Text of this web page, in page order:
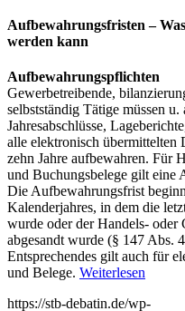
Aufbewahrungsfristen –
werden kann
Aufbewahrungspflichten
Gewerbetreibende,
selbstständig Tätige müssen
Jahresabschlüsse,
alle elektronisch übermittelten
zehn Jahre aufbewahren. Für
und Buchungsbelege gilt eine
Die Aufbewahrungsfrist
Kalenderjahres, in dem die
wurde oder der Handels- oder
abgesandt wurde (§ 147 Abs.
Entsprechendes gilt auch für
und Belege. Weiterlesen
https://stb-debatin.de/wp-